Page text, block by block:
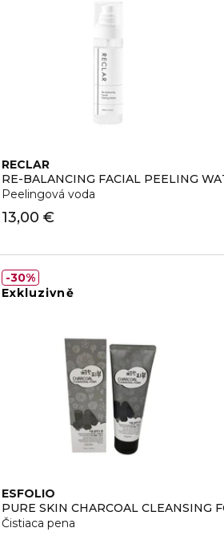
RECLAR
RE-BALANCING FACIAL PEELING
Peelingová voda
13,00 €
Exkluzivně
ESFOLIO
PURE SKIN CHARCOAL CLEANSING
Čistiaca pena
30%